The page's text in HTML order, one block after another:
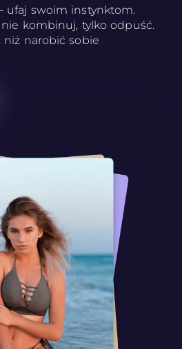
ufaj swoim instynktom.
nie kombinuj, tylko odpuść.
niż narobić sobie